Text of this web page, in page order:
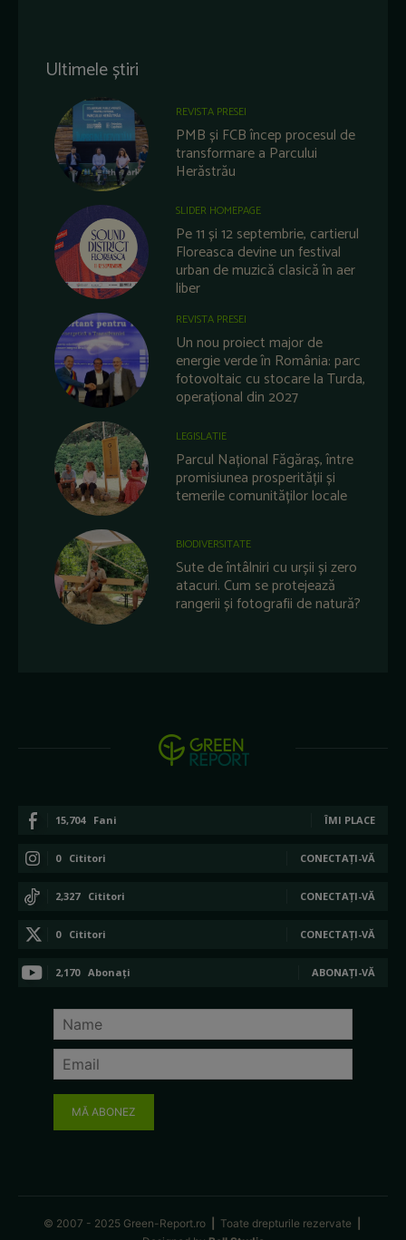
Ultimele știri
REVISTA PRESEI
PMB și FCB încep procesul de
transformare a Parcului
Herăstrău
SLIDER HOMEPAGE
Pe 11 și 12 septembrie, cartierul
Floreasca devine un festival
urban de muzică clasică în aer
liber
REVISTA PRESEI
Un nou proiect major de
energie verde în România: parc
fotovoltaic cu stocare la Turda,
operațional din 2027
LEGISLATIE
Parcul Național Făgăraș, între
promisiunea prosperității și
temerile comunităților locale
BIODIVERSITATE
Sute de întâlniri cu urșii și zero
atacuri. Cum se protejează
rangerii și fotografii de natură?
15,704 Fani ÎMI PLACE
0 Cititori CONECTAȚI-VĂ
2,327 Cititori CONECTAȚI-VĂ
0 Cititori CONECTAȚI-VĂ
2,170 Abonați ABONAȚI-VĂ
MĂ ABONEZ
© 2007 - 2025 Green-Report.ro Toate drepturile rezervate